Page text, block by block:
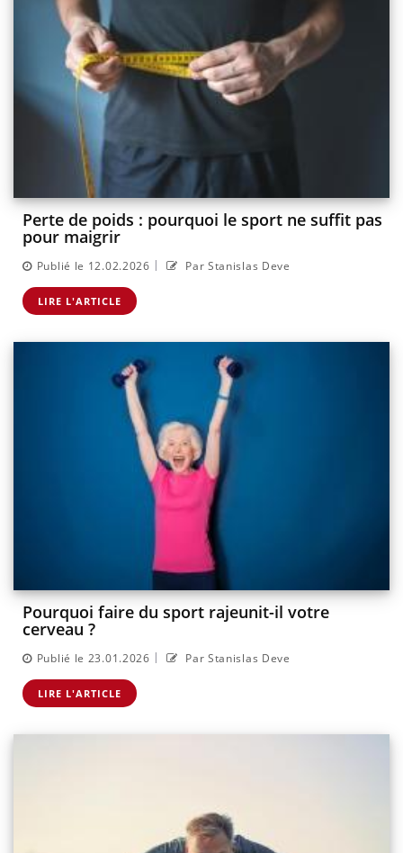
Perte de poids : pourquoi le sport ne suffit pas
pour maigrir
Publié le 12.02.2026 | Par Stanislas Deve
LIRE L'ARTICLE
Pourquoi faire du sport rajeunit-il votre
cerveau ?
Publié le 23.01.2026 | Par Stanislas Deve
LIRE L'ARTICLE